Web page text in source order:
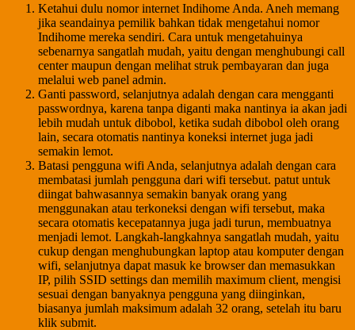
Ketahui dulu nomor internet Indihome Anda. Aneh memang
jika seandainya pemilik bahkan tidak mengetahui nomor
Indihome mereka sendiri. Cara untuk mengetahuinya
sebenarnya sangatlah mudah, yaitu dengan menghubungi call
center maupun dengan melihat struk pembayaran dan juga
melalui web panel admin.
Ganti password, selanjutnya adalah dengan cara mengganti
passwordnya, karena tanpa diganti maka nantinya ia akan jadi
lebih mudah untuk dibobol, ketika sudah dibobol oleh orang
lain, secara otomatis nantinya koneksi internet juga jadi
semakin lemot.
Batasi pengguna wifi Anda, selanjutnya adalah dengan cara
membatasi jumlah pengguna dari wifi tersebut. patut untuk
diingat bahwasannya semakin banyak orang yang
menggunakan atau terkoneksi dengan wifi tersebut, maka
secara otomatis kecepatannya juga jadi turun, membuatnya
menjadi lemot. Langkah-langkahnya sangatlah mudah, yaitu
cukup dengan menghubungkan laptop atau komputer dengan
wifi, selanjutnya dapat masuk ke browser dan memasukkan
IP, pilih SSID settings dan memilih maximum client, mengisi
sesuai dengan banyaknya pengguna yang diinginkan,
biasanya jumlah maksimum adalah 32 orang, setelah itu baru
klik submit.